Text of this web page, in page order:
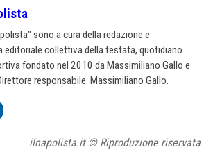
sono a cura della redazione e
editoriale collettiva della testata, quotidiano
fondato nel 2010 da Massimiliano Gallo e
responsabile: Massimiliano Gallo.
ilnapolista.it © Riproduzione riservata